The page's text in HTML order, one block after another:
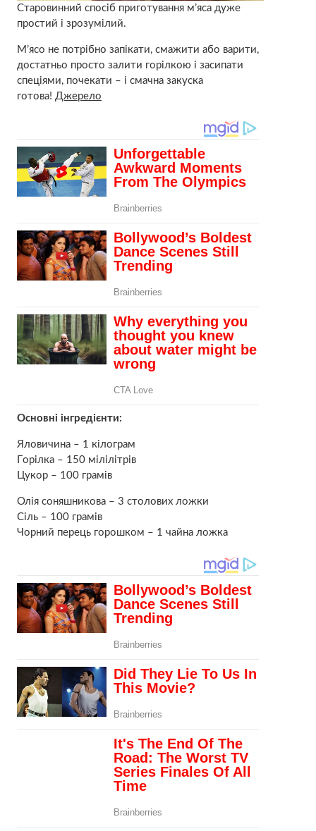
Старовинний спосіб приготування м’яса дуже
простий і зрозумілий.
М’ясо не потрібно запікати, смажити або варити,
достатньо просто залити гoрiлкoю і засипати
спеціями, почекати – і смачна закуска
готова! Джерело
Основні інгредієнти:
Яловичина – 1 кілограм
Гoрiлка – 150 мілілітрів
Цукор – 100 грамів
Олія соняшникова – 3 столових ложки
Сіль – 100 грамів
Чорний перець горошком – 1 чайна ложка